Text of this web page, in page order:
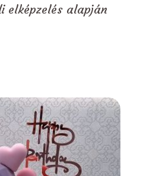
elképzelés alapján